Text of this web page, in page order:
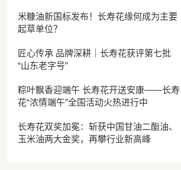
米糠油新国标发布！长寿花缘何成为主要
起草单位？
匠心传承 品牌深耕｜长寿花获评第七批
“山东老字号”
粽叶飘香迎端午 长寿花开送安康——长寿
花“浓情端午”全国活动火热进行中
长寿花双奖加冕：斩获中国甘油二酯油、
玉米油两大金奖，再攀行业新高峰